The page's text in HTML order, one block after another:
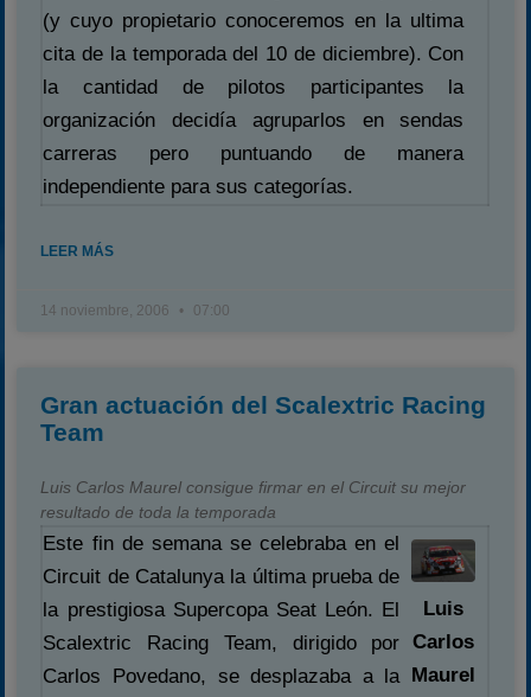
(y cuyo propietario conoceremos en la ultima
cita de la temporada del 10 de diciembre). Con
la cantidad de pilotos participantes la
organización decidía agruparlos en sendas
carreras pero puntuando de manera
independiente para sus categorías.
LEER MÁS
14 noviembre, 2006 07:00
Gran actuación del Scalextric Racing
Team
Luis Carlos Maurel consigue firmar en el Circuit su mejor
resultado de toda la temporada
Este fin de semana se celebraba en el
Circuit de Catalunya la última prueba de
la prestigiosa Supercopa Seat León. El
Scalextric Racing Team, dirigido por
Carlos Povedano, se desplazaba a la
Luis
Carlos
Maurel